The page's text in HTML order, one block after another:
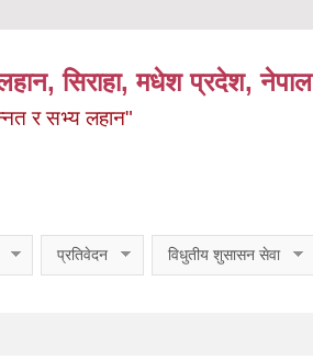
सिराहा, मधेश प्रदेश, नेपाल
र सभ्य लहान"
प्रतिवेदन विधुतीय शुसासन सेवा